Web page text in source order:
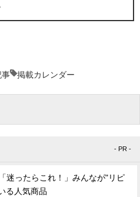
事 掲載カレンダー
- PR -
迷ったらこれ！」みんなが"リピ
る人気商品